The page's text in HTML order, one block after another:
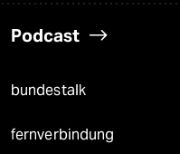
Podcast
bundestalk
fernverbindung